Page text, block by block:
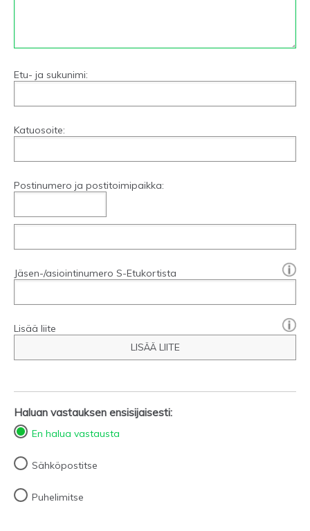
Etu- ja sukunimi:
Katuosoite:
Postinumero ja postitoimipaikka:
Jäsen-/asiointinumero S-Etukortista
Lisää liite
LISÄÄ LIITE
Haluan vastauksen ensisijaisesti:
En halua vastausta
Sähköpostitse
Puhelimitse